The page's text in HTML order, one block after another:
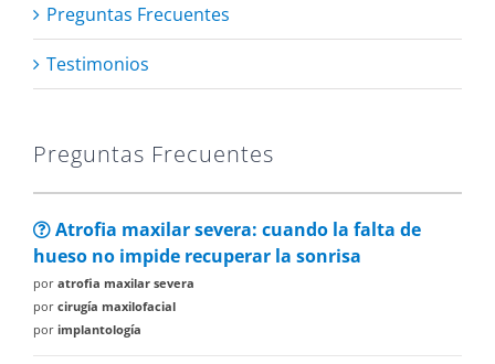
Preguntas Frecuentes
Testimonios
Preguntas Frecuentes
Atrofia maxilar severa: cuando la falta de
hueso no impide recuperar la sonrisa
por atrofia maxilar severa
por cirugía maxilofacial
por implantología